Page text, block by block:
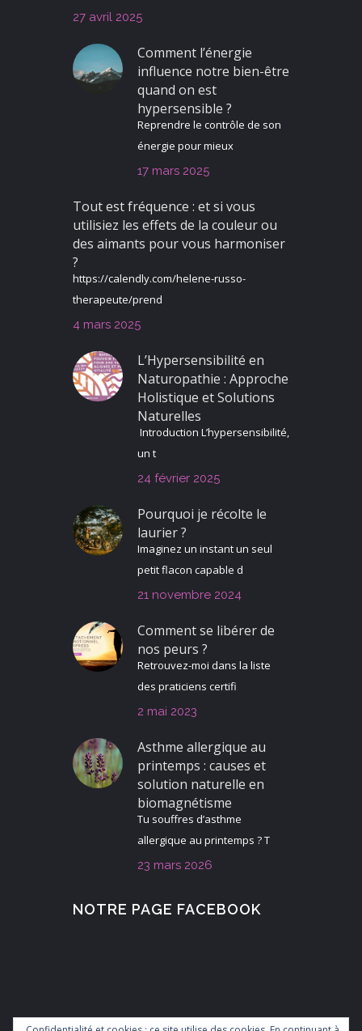
27 avril 2025
Comment l’énergie
influence notre bien-être
quand on est
hypersensible ?
Reprendre le contrôle de son
énergie pour mieux
17 mars 2025
Tout est fréquence : et si vous
utilisiez les effets de la couleur ou
des aimants pour vous harmoniser
?
https://calendly.com/helene-russo-
therapeute/prend
4 mars 2025
L’Hypersensibilité en
Naturopathie : Approche
Holistique et Solutions
Naturelles
Introduction L’hypersensibilité,
un t
24 février 2025
Pourquoi je récolte le
laurier ?
Imaginez un instant un seul
petit flacon capable d
21 novembre 2024
Comment se libérer de
nos peurs ?
Retrouvez-moi dans la liste
des praticiens certifi
2 mai 2023
Asthme allergique au
printemps : causes et
solution naturelle en
biomagnétisme
Tu souffres d’asthme
allergique au printemps ? T
23 mars 2026
NOTRE PAGE FACEBOOK